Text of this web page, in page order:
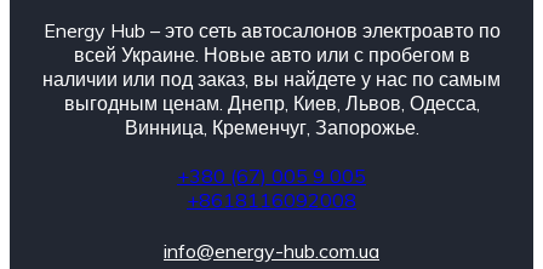
Energy Hub – это сеть автосалонов электроавто по
всей Украине. Новые авто или с пробегом в
наличии или под заказ, вы найдете у нас по самым
выгодным ценам. Днепр, Киев, Львов, Одесса,
Винница, Кременчуг, Запорожье.
+380 (67) 005 9 005
+8618116092008
info@energy-hub.com.ua